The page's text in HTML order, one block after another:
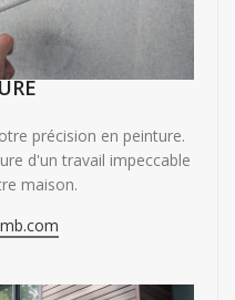
précision en peinture.
d'un travail impeccable
maison.